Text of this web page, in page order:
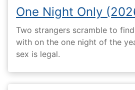
One Night Only
Two strangers scramble to
with on the one night of the
sex is legal.